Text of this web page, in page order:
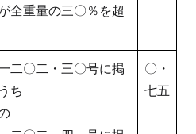
全重量の三〇％を超
二〇二・三〇号に掲
ち
〇・
七五